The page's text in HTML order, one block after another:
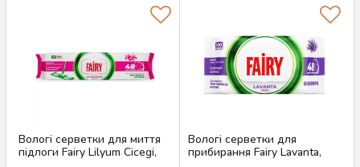
Вологі серветки для миття
підлоги Fairy Lilyum Cicegi,
Вологі серветки для
прибирання Fairy Lavanta,